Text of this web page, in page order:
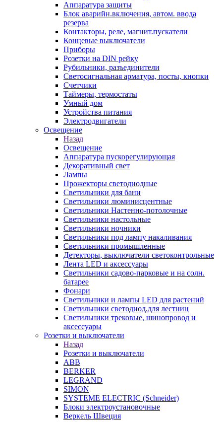
Аппаратура защиты
Блок аварийн.включения, автом. ввода
резерва
Контакторы, реле, магнит.пускатели
Концевые выключатели
Приборы
Розетки на DIN рейку
Рубильники, разъединители
Светосигнальная арматура, посты, кнопки
Счетчики
Таймеры, термостаты
Умный дом
Устройства питания
Электродвигатели
Освещение
Назад
Освещение
Аппаратура пускорегулирующая
Декоративный свет
Лампы
Прожекторы светодиодные
Светильники для бани
Светильники люминисцентные
Светильники Настенно-потолочные
Светильники настольные
Светильники ночники
Светильники под лампу накаливания
Светильники промышленные
Детекторы, выключатели светоконтрольные
Лента LED и аксессуары
Светильники садово-парковые и на солн.
батарее
Фонари
Светильники и лампы LED для растений
Светильники светодиод.для лестниц
Светильники трековые, шинопровод и
аксессуары
Розетки и выключатели
Назад
Розетки и выключатели
ABB
BERKER
LEGRAND
SIMON
SYSTEME ELECTRIC (Schneider)
Блоки электроустановочные
Веркель Швеция